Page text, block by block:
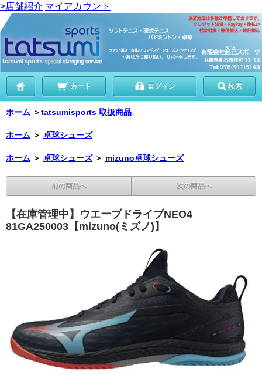
>店舗紹介 マイアカウント
カート ログイン 検索
ホーム ＞tatsumisports 取扱商品
ホーム ＞ 卓球シューズ
ホーム ＞ 卓球シューズ ＞ mizuno卓球シューズ
前の商品へ 次の商品へ
【在庫管理中】ウエーブドライブNEO4
81GA250003【mizuno(ミズノ)】